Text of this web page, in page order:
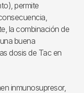
permite
la combinación de
buena
dosis de Tac en
inmunosupresor,